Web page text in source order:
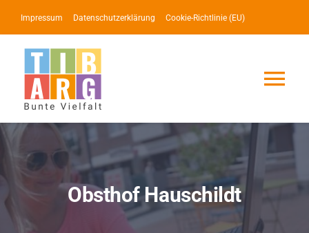
Inhalt
springen
Impressum Datenschutzerklärung Cookie-Richtlinie (EU)
Lotse
Service
Obsthof Hauschildt